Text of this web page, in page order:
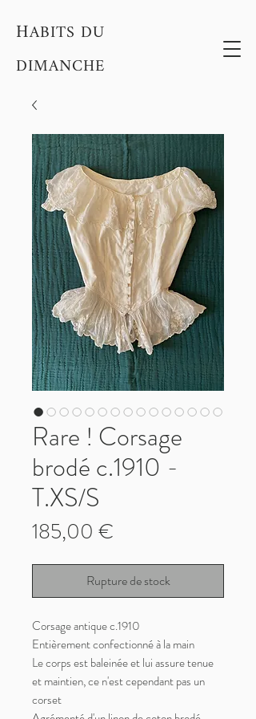
HABITS DU
DIMANCHE
Rare ! Corsage
brodé c.1910 -
T.XS/S
185,00 €
Rupture de stock
Corsage antique c.1910
Entièrement confectionné à la main
Le corps est baleinée et lui assure tenue
et maintien, ce n'est cependant pas un
corset